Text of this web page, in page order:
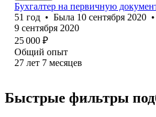
Бухгалтер на первичную
51 год • Была 10 сентября 2020 •
9 сентября 2020
25 000 ₽
Общий опыт
27 лет 7 месяцев
Быстрые фильтры